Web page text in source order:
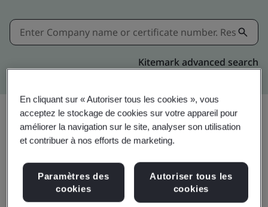
Kitemark advanced search
ISO 9001:2015
En cliquant sur « Autoriser tous les cookies », vous
acceptez le stockage de cookies sur votre appareil pour
améliorer la navigation sur le site, analyser son utilisation
et contribuer à nos efforts de marketing.
Paramètres des
cookies
Autoriser tous les
cookies